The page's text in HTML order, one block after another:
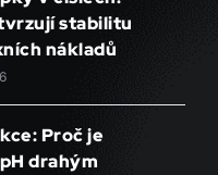
stabilitu
nákladů
Proč je
drahým